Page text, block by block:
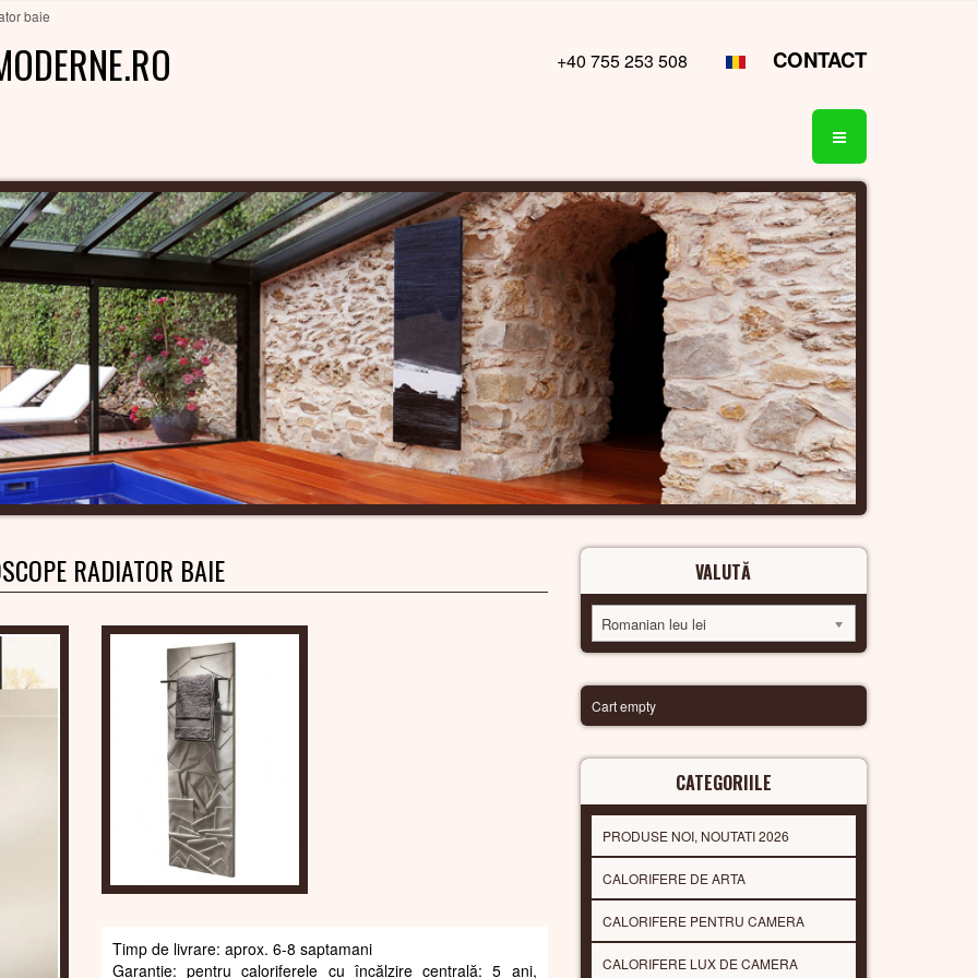
baie
+40 755 253 508 CONTACT
RADIATOR BAIE
Timp de livrare: aprox. 6-8 saptamani
Garanție: pentru caloriferele cu încălzire centrală: 5 ani,
VALUTĂ
Romanian leu lei
Cart empty
CATEGORIILE
PRODUSE NOI, NOUTATI 2026
CALORIFERE DE ARTA
CALORIFERE PENTRU CAMERA
CALORIFERE LUX DE CAMERA